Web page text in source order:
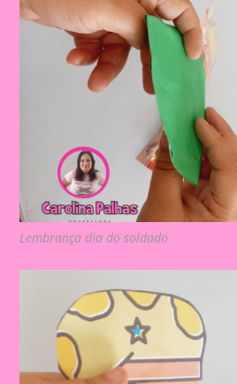
Lembrança dia do soldado